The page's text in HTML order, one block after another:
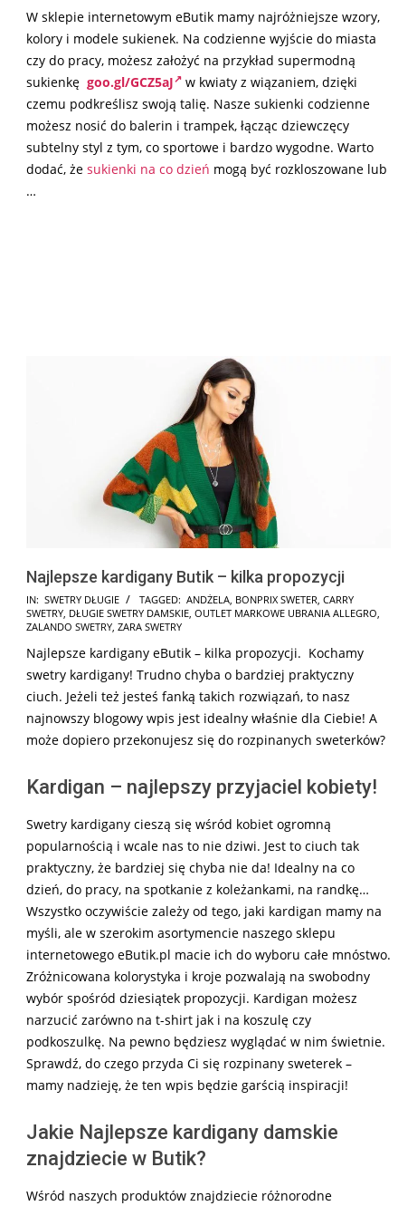
W sklepie internetowym eButik mamy najróżniejsze wzory,
kolory i modele sukienek. Na codzienne wyjście do miasta
czy do pracy, możesz założyć na przykład supermodną
sukienkę goo.gl/GCZ5aJ
w kwiaty z wiązaniem, dzięki
czemu podkreślisz swoją talię. Nasze sukienki codzienne
możesz nosić do balerin i trampek, łącząc dziewczęcy
subtelny styl z tym, co sportowe i bardzo wygodne. Warto
dodać, że sukienki na co dzień mogą być rozkloszowane lub
…
Najlepsze kardigany Butik – kilka propozycji
2024-
11-
IN: SWETRY DŁUGIE TAGGED: ANDŻELA, BONPRIX SWETER, CARRY
SWETRY, DŁUGIE SWETRY DAMSKIE, OUTLET MARKOWE UBRANIA ALLEGRO,
ZALANDO SWETRY, ZARA SWETRY
Najlepsze kardigany eButik – kilka propozycji. Kochamy
swetry kardigany! Trudno chyba o bardziej praktyczny
ciuch. Jeżeli też jesteś fanką takich rozwiązań, to nasz
najnowszy blogowy wpis jest idealny właśnie dla Ciebie! A
może dopiero przekonujesz się do rozpinanych sweterków?
Kardigan – najlepszy przyjaciel kobiety!
Swetry kardigany cieszą się wśród kobiet ogromną
popularnością i wcale nas to nie dziwi. Jest to ciuch tak
praktyczny, że bardziej się chyba nie da! Idealny na co
dzień, do pracy, na spotkanie z koleżankami, na randkę…
Wszystko oczywiście zależy od tego, jaki kardigan mamy na
myśli, ale w szerokim asortymencie naszego sklepu
internetowego eButik.pl macie ich do wyboru całe mnóstwo.
Zróżnicowana kolorystyka i kroje pozwalają na swobodny
wybór spośród dziesiątek propozycji. Kardigan możesz
narzucić zarówno na t-shirt jak i na koszulę czy
podkoszulkę. Na pewno będziesz wyglądać w nim świetnie.
Sprawdź, do czego przyda Ci się rozpinany sweterek –
mamy nadzieję, że ten wpis będzie garścią inspiracji!
Jakie Najlepsze kardigany damskie
znajdziecie w Butik?
Wśród naszych produktów znajdziecie różnorodne